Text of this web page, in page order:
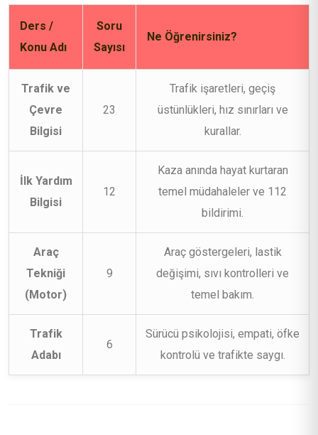
Ders /
Konu Adı
Soru
Sayısı
Ne Öğrenirsiniz?
Trafik ve
Çevre
Bilgisi
23
Trafik işaretleri, geçiş
üstünlükleri, hız sınırları ve
kurallar.
İlk Yardım
Bilgisi
12
Kaza anında hayat kurtaran
temel müdahaleler ve 112
bildirimi.
Araç
Tekniği
(Motor)
9
Araç göstergeleri, lastik
değişimi, sıvı kontrolleri ve
temel bakım.
Trafik
Adabı
6
Sürücü psikolojisi, empati, öfke
kontrolü ve trafikte saygı.